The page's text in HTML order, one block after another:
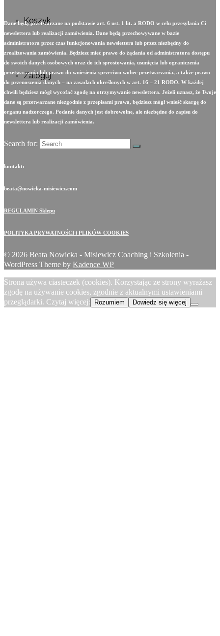
Koszyk
Zaloguj
Dane będą przetwarzane na podstawie art. 6 ust. 1 lit. a RODO w celu przesyłania Ci
newslettera lub realizacji zamówienia. Dane będą przechowywane w bazie
administratora przez czas funkcjonowania newslettera lub przez niezbędny do
zrealizowania zamówienia. Będziesz mieć prawo do żądania od administratora dostępu
do swoich danych osobowych oraz do ich sprostowania, usunięcia lub ograniczenia
przetwarzania lub prawo do wniesienia sprzeciwu wobec przetwarzania, a także prawo
do przenoszenia danych – na zasadach określonych w art. 16 – 21 RODO. W każdej
chwili będziesz mógł wycofać zgodę na otrzymywanie newslettera. Jeżeli uznasz, że Twoje
dane są przetwarzane niezgodnie z przepisami prawa, będziesz mógł wnieść skargę do
organu nadzorczego. Podanie danych jest dobrowolne, ale niezbędne do zapisu do
newslettera lub realizacji zamówienia.
Search for:
kontakt:
beata@nowicka-misiewicz.com
REGULAMIN Sklepu
POLITYKA PRYWATNOŚCI i PLIKÓW COOKIES
© 2026 Beata Nowicka - Misiewicz Coaching i Szkolenia -
WordPress Theme by Kadence WP
Strona używa ciasteczek (cookies). Korzystając ze strony wyrażasz
zgodę na używanie cookies, zgodnie z aktualnymi ustawieniami
przeglądarki. Czytaj więcej:
Rozumiem Dowiedz się więcej